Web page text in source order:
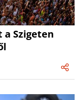
a Szigeten